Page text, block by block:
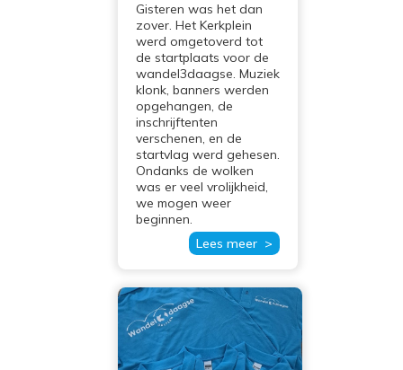
Gisteren was het dan
zover. Het Kerkplein
werd omgetoverd tot
de startplaats voor de
wandel3daagse. Muziek
klonk, banners werden
opgehangen, de
inschrijftenten
verschenen, en de
startvlag werd gehesen.
Ondanks de wolken
was er veel vrolijkheid,
we mogen weer
beginnen.
Lees meer >